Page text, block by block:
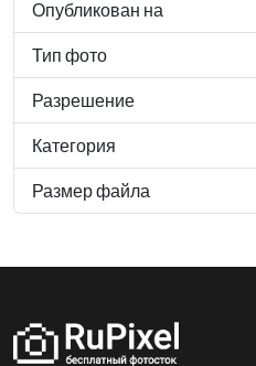
Опубликован на
Тип фото
Разрешение
Категория
Размер файла